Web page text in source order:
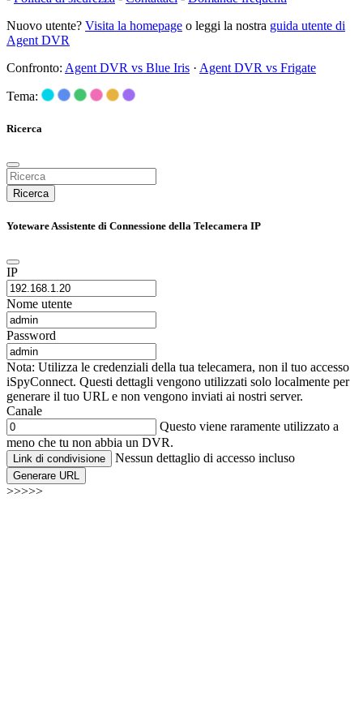
Nuovo utente? Visita la homepage o leggi la nostra guida utente di
Agent DVR
Confronto: Agent DVR vs Blue Iris · Agent DVR vs Frigate
Tema:
Ricerca
Ricerca
Yoteware Assistente di Connessione della Telecamera IP
IP
Nome utente
Password
Nota: Utilizza le credenziali della tua telecamera, non il tuo accesso
iSpyConnect. Questi dettagli vengono utilizzati solo localmente per
generare il tuo URL e non vengono inviati ai nostri server.
Canale
Questo viene raramente utilizzato a
meno che tu non abbia un DVR.
Link di condivisione Nessun dettaglio di accesso incluso
Generare URL
>>>>>